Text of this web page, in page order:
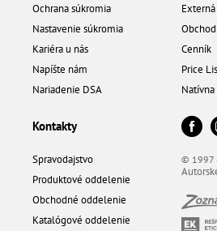
Ochrana súkromia
Nastavenie súkromia
Kariéra u nás
Napíšte nám
Nariadenie DSA
Cenník
Price
Kontakty
Spravodajstvo
Produktové oddelenie
Obchodné oddelenie
Katalógové oddelenie
© 1997